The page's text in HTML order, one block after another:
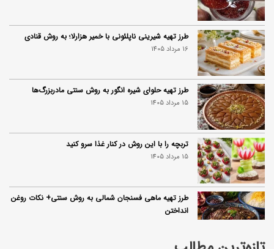
طرز تهیه شیرینی ناپلئونی با خمیر هزارلا؛ به روش قنادی
16 مرداد 1405
طرز تهیه حلوای شیره انگور به روش سنتی مادربزرگ‌ها
15 مرداد 1405
تربچه را با این روش در کنار غذا سرو کنید
15 مرداد 1405
طرز تهیه ماهی فسنجان شمالی به روش سنتی+ نکات روغن
انداختن